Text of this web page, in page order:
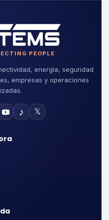
PEOPLE
energía, seguridad
empresas y operaciones
♪ 𝕏